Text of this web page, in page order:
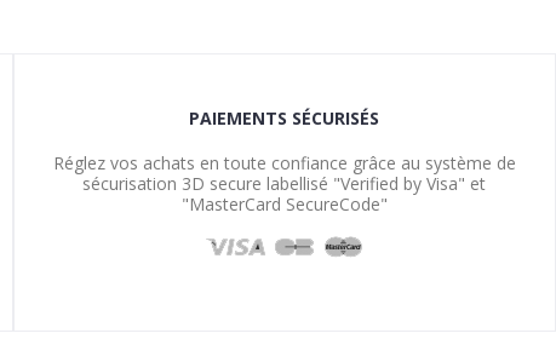
PAIEMENTS SÉCURISÉS
Réglez vos achats en toute confiance grâce au système de
sécurisation 3D secure labellisé "Verified by Visa" et
"MasterCard SecureCode"